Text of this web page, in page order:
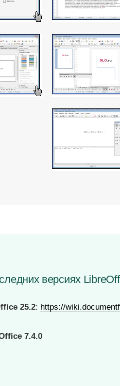
версиях
25.2: https://
7.4.0